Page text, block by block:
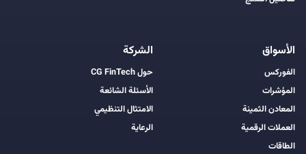
الأسواق
الفوركس
المؤشرات
المعادن الثمينة
العملات الرقمية
الطاقات
الشركة
حول CG FinTech
الأسئلة الشائعة
الامتثال التنظيمي
الرعاية